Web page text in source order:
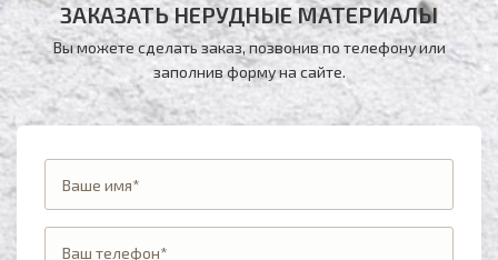
ЗАКАЗАТЬ НЕРУДНЫЕ МАТЕРИАЛЫ
Вы можете сделать заказ, позвонив по телефонуили
заполнив форму на сайте.